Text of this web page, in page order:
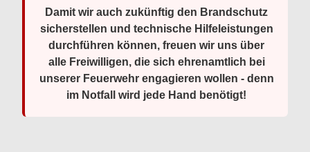
Damit wir auch zukünftig den Brandschutz
sicherstellen und technische Hilfeleistungen
durchführen können, freuen wir uns über
alle Freiwilligen, die sich ehrenamtlich bei
unserer Feuerwehr engagieren wollen - denn
im Notfall wird jede Hand benötigt!